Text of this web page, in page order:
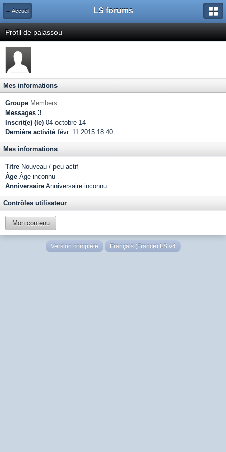
← Accueil LS forums
Profil de paiassou
Mes informations
Groupe Members
Messages 3
Inscrit(e) (le) 04-octobre 14
Dernière activité févr. 11 2015 18:40
Mes informations
Titre Nouveau / peu actif
Âge Âge inconnu
Anniversaire Anniversaire inconnu
Contrôles utilisateur
Mon contenu
Version complète Français (France) LS v4